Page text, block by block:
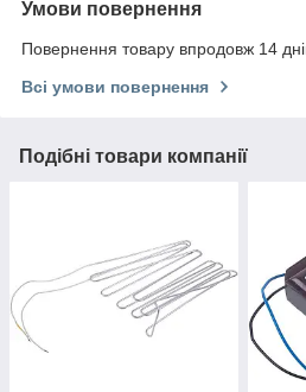
Умови повернення
Повернення товару впродовж 14
Всі умови повернення
Подібні товари компанії